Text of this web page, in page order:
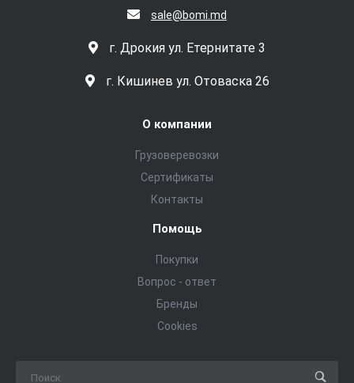
sale@bomi.md
г. Дрокия ул. Етернитате 3
г. Кишинев ул. Отоваска 26
О компании
Грузоверевозки
Сертификаты
Контакты
Помощь
Покупки
Вопрос - ответ
Бренды
Cookies